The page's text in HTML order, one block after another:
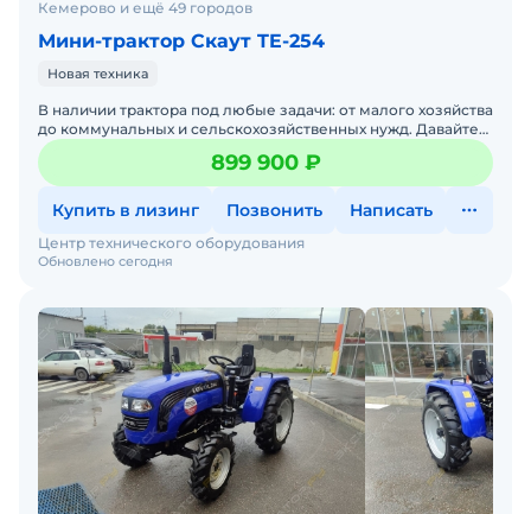
Кемерово и ещё 49 городов
Мини-трактор Скаут TE-254
Новая техника
В наличии трактора под любые задачи: от малого хозяйства
до коммунальных и сельскохозяйственных нужд. Давайте
подберем трактор под ваши задачи — просто напиши
899 900 ₽
Купить в лизинг Позвонить Написать
Обновлено сегодня
Центр технического оборудования